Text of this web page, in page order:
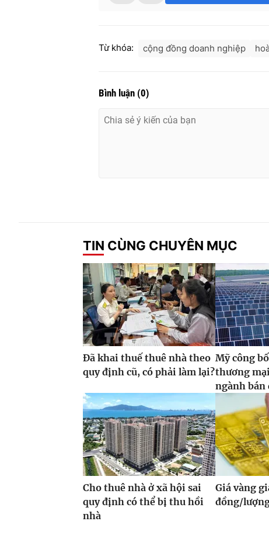
Từ khóa: cộng đồng doanh nghiệp
Bình luận (0)
TIN CÙNG CHUYÊN MỤC
Đã khai thuế thuê nhà theo
quy định cũ, có phải làm lại?
Mỹ công
thương
ngành bán
Cho thuê nhà ở xã hội sai
quy định có thể bị thu hồi
nhà
Giá vàng
đồng/